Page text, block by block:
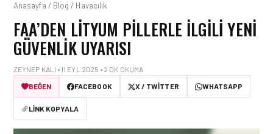
Anasayfa / Blog / Havacılık
FAA’DEN LITYUM PILLERLE İLGILI YENI
GÜVENLIK UYARISI
ZEYNEP KALI • 11 EYL 2025 • 2 DK OKUMA
BEĞEN
FACEBOOK X / TWITTER WHATSAPP
LINK KOPYALA